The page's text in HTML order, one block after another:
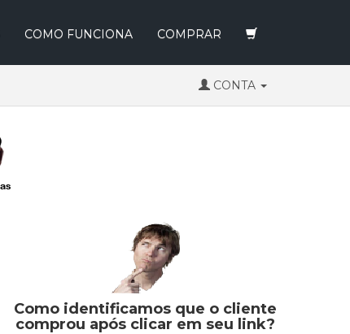
COMO FUNCIONA COMPRAR
CONTA
Como identificamos que o cliente
comprou após clicar em seu link?